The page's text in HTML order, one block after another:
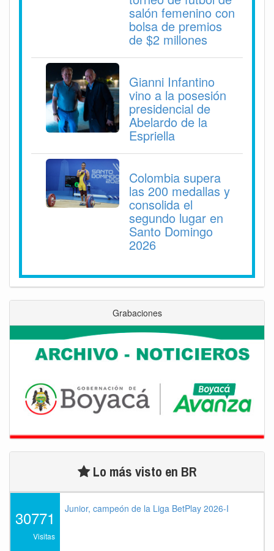
salón femenino con
bolsa de premios
de $2 millones
Gianni Infantino
vino a la posesión
presidencial de
Abelardo de la
Espriella
Colombia supera
las 200 medallas y
consolida el
segundo lugar en
Santo Domingo
2026
Grabaciones
Lo más visto en BR
30771
Visitas
Junior, campeón de la Liga BetPlay 2026-I